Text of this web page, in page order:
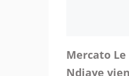
Mercato
Ndiaye